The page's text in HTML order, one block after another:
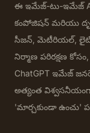
ఈ ఇమేజ్-టు-ఇమేజ్ AI
కంపోజిషన్ మరియు
సీజన్, మెటీరియల్,
నిర్మాణ పరిరక్షణ
ChatGPT ఇమేజ్
అత్యంత విశ్వసనీయంగా
'మార్చకుండా ఉంచు'